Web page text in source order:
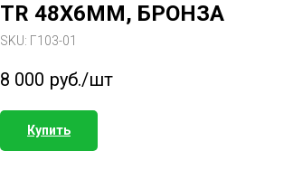
TR 48X6ММ, БРОНЗА
SKU: Г103-01
8 000 руб./шт
Купить